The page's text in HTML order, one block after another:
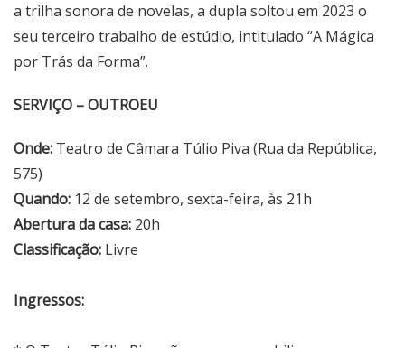
a trilha sonora de novelas, a dupla soltou em 2023 o
seu terceiro trabalho de estúdio, intitulado “A Mágica
por Trás da Forma”.
SERVIÇO – OUTROEU
Onde: Teatro de Câmara Túlio Piva (Rua da República,
575)
Quando: 12 de setembro, sexta-feira, às 21h
Abertura da casa: 20h
Classificação: Livre
Ingressos: